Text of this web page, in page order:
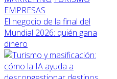
EMPRESAS
El negocio de la final del
Mundial 2026: quién gana
dinero